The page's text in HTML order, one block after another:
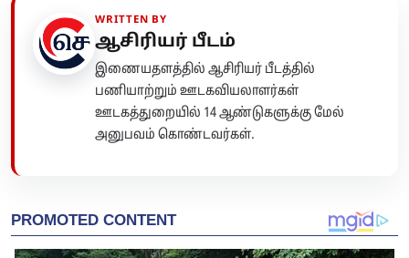
WRITTEN BY
ஆசிரியர் பீடம்
இணையதளத்தில் ஆசிரியர் பீடத்தில்
பணியாற்றும் ஊடகவியலாளர்கள்
ஊடகத்துறையில் 14 ஆண்டுகளுக்கு மேல்
அனுபவம் கொண்டவர்கள்.